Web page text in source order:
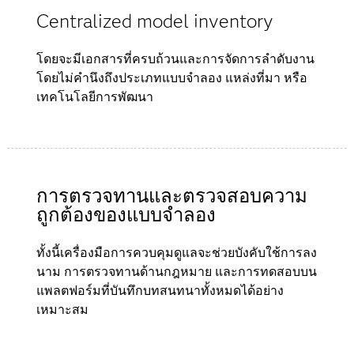
Centralized model inventory
โดยจะมีเอกสารที่ครบถ้วนและการจัดการลำดับงาน
โดยไม่คำนึงถึงประเภทแบบจำลอง แหล่งที่มา หรือ
เทคโนโลยีการพัฒนา
การตรวจทานและตรวจสอบความ
ถูกต้องของแบบจำลอง
ทั้งนี้เครื่องมือการควบคุมดูแลจะช่วยบังคับใช้การลง
นาม การตรวจทานด้านกฎหมาย และการทดสอบบน
แพลตฟอร์มที่บันทึกบทสนทนาทั้งหมดได้อย่าง
เหมาะสม